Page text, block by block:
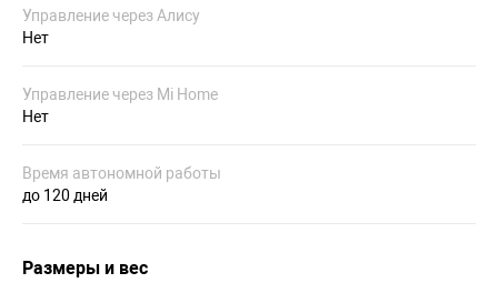
Управление через Алису
Нет
Управление через Mi Home
Нет
Время автономной работы
до 120 дней
Размеры и вес